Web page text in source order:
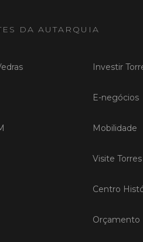
DA AUTARQUIA
Investir
E-negócios
Mobilidade
Visite
Centro
Orçamento